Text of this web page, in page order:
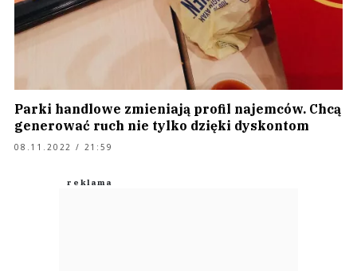
Parki handlowe zmieniają profil najemców. Chcą
generować ruch nie tylko dzięki dyskontom
08.11.2022 / 21:59